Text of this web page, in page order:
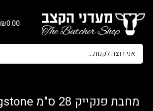
₪0.00
מחבת פנקייק 28 ס"מ Kingstone סולתם